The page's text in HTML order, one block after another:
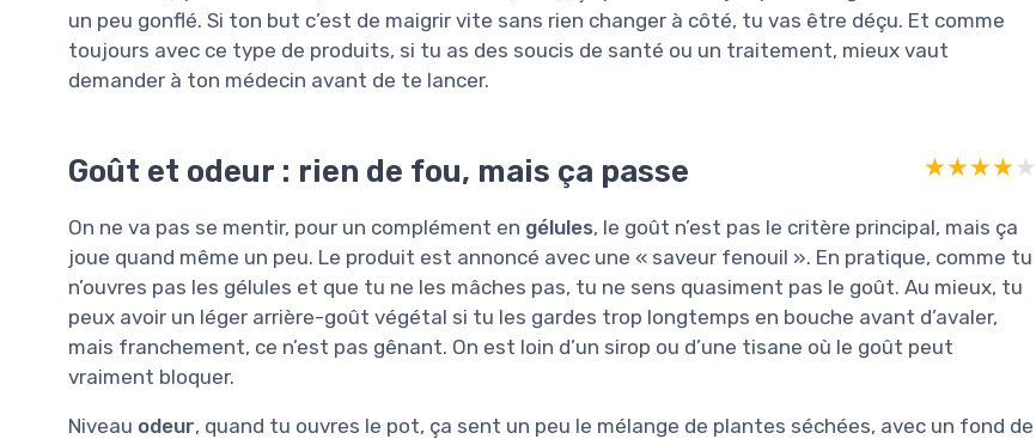
un peu gonflé. Si ton but c’est de maigrir vite sans rien changer à côté, tu vas être déçu. Et comme
toujours avec ce type de produits, si tu as des soucis de santé ou un traitement, mieux vaut
demander à ton médecin avant de te lancer.
Goût et odeur : rien de fou, mais ça passe ★★★★★
★★★★★
On ne va pas se mentir, pour un complément en gélules, le goût n’est pas le critère principal, mais ça
joue quand même un peu. Le produit est annoncé avec une « saveur fenouil ». En pratique, comme tu
n’ouvres pas les gélules et que tu ne les mâches pas, tu ne sens quasiment pas le goût. Au mieux, tu
peux avoir un léger arrière-goût végétal si tu les gardes trop longtemps en bouche avant d’avaler,
mais franchement, ce n’est pas gênant. On est loin d’un sirop ou d’une tisane où le goût peut
vraiment bloquer.
Niveau odeur, quand tu ouvres le pot, ça sent un peu le mélange de plantes séchées, avec un fond de